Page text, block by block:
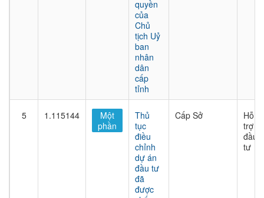
quyền
của
Chủ
tịch Uỷ
ban
nhân
dân
cấp
tỉnh
5 1.115144
Một
phần
Thủ
tục
điều
chỉnh
dự án
đầu tư
đã
được
Cấp Sở
Hỗ
trợ
đầu
tư